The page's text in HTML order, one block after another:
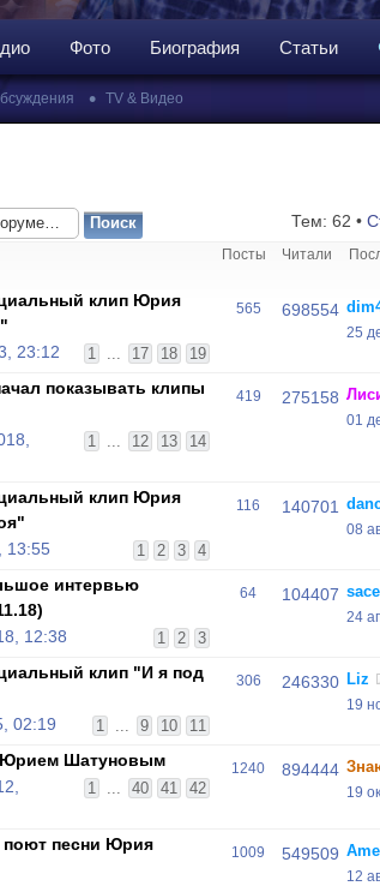
Фото Биография Статьи
• TV & Видео
Тем: 62 •
Посты Читали
клип Юрия
1 ... 17 18 19
23:12
565 698554
25
показывать клипы
1 ... 12 13 14
419 275158
01
клип Юрия
1 2 3 4
13:55
116 140701
08
интервью
1 2 3
12:38
64 104407
24
клип "И я под
1 ... 9 10 11
02:19
306 246330 Liz
19
Юрием Шатуновым
1 ... 40 41 42
1240 894444
19
песни Юрия
1009 549509
12